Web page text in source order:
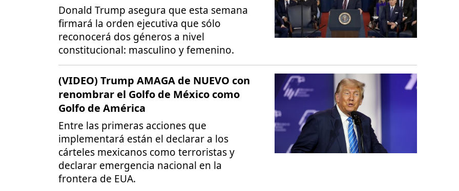
Donald Trump asegura que esta semana
firmará la orden ejecutiva que sólo
reconocerá dos géneros a nivel
constitucional: masculino y femenino.
(VIDEO) Trump AMAGA de NUEVO con
renombrar el Golfo de México como
Golfo de América
Entre las primeras acciones que
implementará están el declarar a los
cárteles mexicanos como terroristas y
declarar emergencia nacional en la
frontera de EUA.